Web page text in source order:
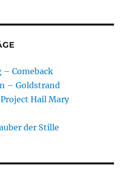
– Comeback
– Goldstrand
Hail Mary
der Stille